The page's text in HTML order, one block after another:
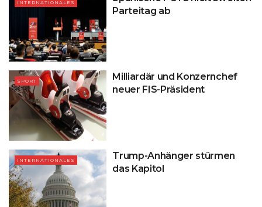
INTERNATIONALES
Parteitag ab
SPORT
Milliardär und Konzernchef
neuer FIS-Präsident
INTERNATIONALES
Trump-Anhänger stürmen
das Kapitol